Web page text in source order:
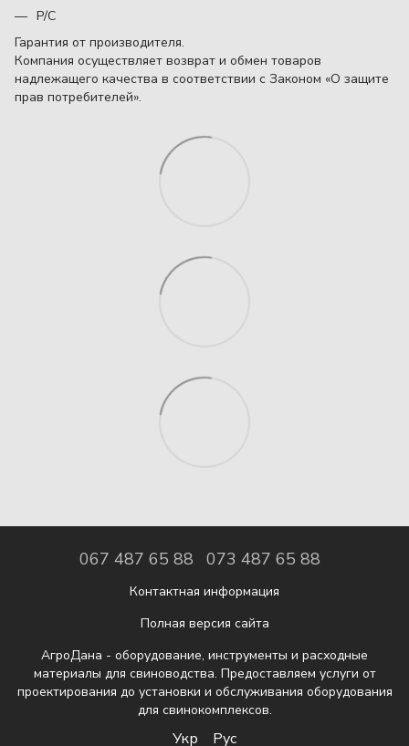
Р/С
Гарантия от производителя.
Компания осуществляет возврат и обмен товаров
надлежащего качества в соответствии с Законом «О защите
прав потребителей».
067 487 65 88 073 487 65 88
Контактная информация
Полная версия сайта
АгроДана - оборудование, инструменты и расходные
материалы для свиноводства. Предоставляем услуги от
проектирования до установки и обслуживания оборудования
для свинокомплексов.
Укр Рус